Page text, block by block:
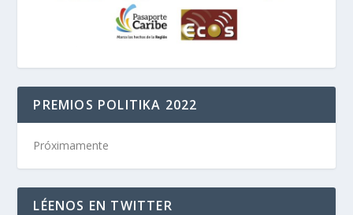
PREMIOS POLITIKA 2022
Próximamente
LÉENOS EN TWITTER